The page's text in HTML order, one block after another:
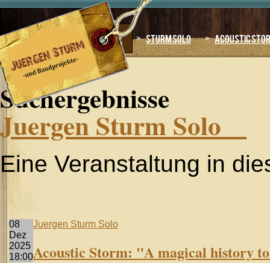
Home Sturm Solo Acoustic
AKTUELLE SEITE:
STARTSEITE
Suchergebnisse
Juergen Sturm Solo
Eine Veranstaltung in
08
Dez
2025
18:00
Juergen Sturm Solo
Acoustic Storm: "A magical history
JahrMonat
JahrMonat